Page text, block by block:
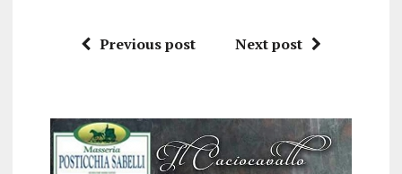
Previous post Next post